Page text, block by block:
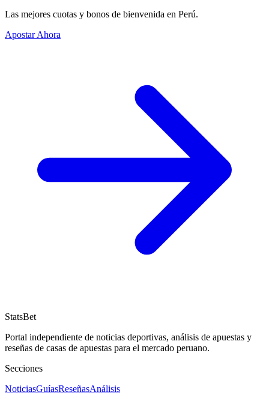
Las mejores cuotas y bonos de bienvenida en Perú.
Apostar Ahora
StatsBet
Portal independiente de noticias deportivas, análisis de apuestas y
reseñas de casas de apuestas para el mercado peruano.
Secciones
NoticiasGuíasReseñasAnálisis